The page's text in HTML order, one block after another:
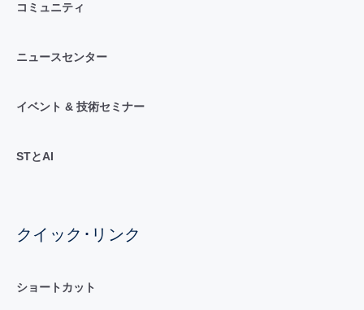
コミュニティ
ニュースセンター
イベント & 技術セミナー
STとAI
クイック･リンク
ショートカット